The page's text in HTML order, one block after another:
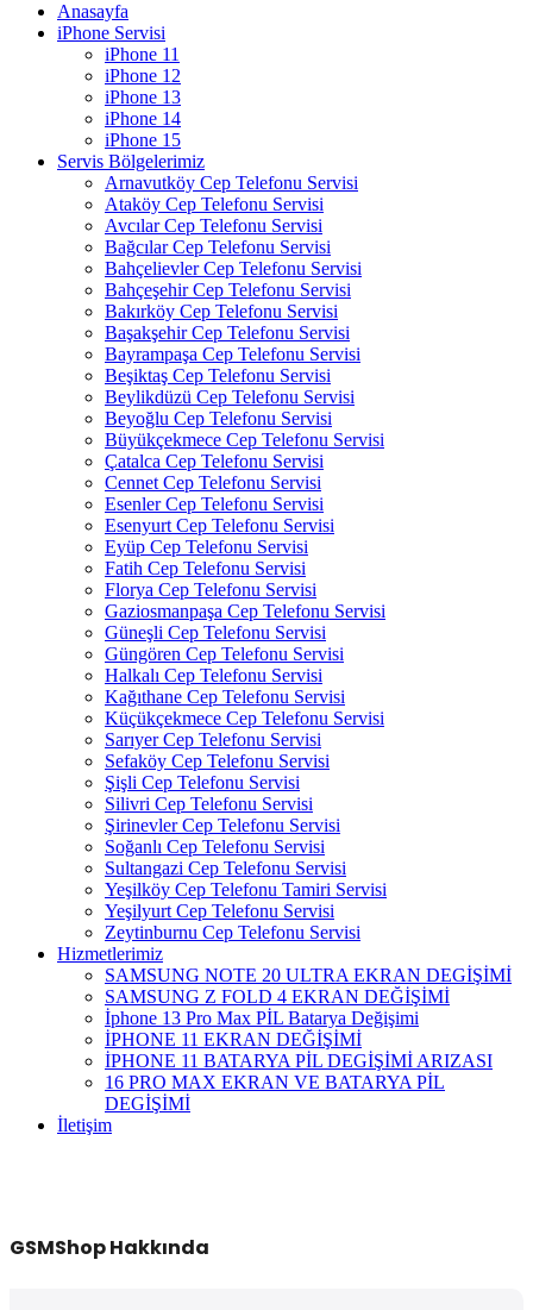
Anasayfa
iPhone Servisi
iPhone 11
iPhone 12
iPhone 13
iPhone 14
iPhone 15
Servis Bölgelerimiz
Arnavutköy Cep Telefonu Servisi
Ataköy Cep Telefonu Servisi
Avcılar Cep Telefonu Servisi
Bağcılar Cep Telefonu Servisi
Bahçelievler Cep Telefonu Servisi
Bahçeşehir Cep Telefonu Servisi
Bakırköy Cep Telefonu Servisi
Başakşehir Cep Telefonu Servisi
Bayrampaşa Cep Telefonu Servisi
Beşiktaş Cep Telefonu Servisi
Beylikdüzü Cep Telefonu Servisi
Beyoğlu Cep Telefonu Servisi
Büyükçekmece Cep Telefonu Servisi
Çatalca Cep Telefonu Servisi
Cennet Cep Telefonu Servisi
Esenler Cep Telefonu Servisi
Esenyurt Cep Telefonu Servisi
Eyüp Cep Telefonu Servisi
Fatih Cep Telefonu Servisi
Florya Cep Telefonu Servisi
Gaziosmanpaşa Cep Telefonu Servisi
Güneşli Cep Telefonu Servisi
Güngören Cep Telefonu Servisi
Halkalı Cep Telefonu Servisi
Kağıthane Cep Telefonu Servisi
Küçükçekmece Cep Telefonu Servisi
Sarıyer Cep Telefonu Servisi
Sefaköy Cep Telefonu Servisi
Şişli Cep Telefonu Servisi
Silivri Cep Telefonu Servisi
Şirinevler Cep Telefonu Servisi
Soğanlı Cep Telefonu Servisi
Sultangazi Cep Telefonu Servisi
Yeşilköy Cep Telefonu Tamiri Servisi
Yeşilyurt Cep Telefonu Servisi
Zeytinburnu Cep Telefonu Servisi
Hizmetlerimiz
SAMSUNG NOTE 20 ULTRA EKRAN DEGİŞİMİ
SAMSUNG Z FOLD 4 EKRAN DEĞİŞİMİ
İphone 13 Pro Max PİL Batarya Değişimi
İPHONE 11 EKRAN DEĞİŞİMİ
İPHONE 11 BATARYA PİL DEGİŞİMİ ARIZASI
16 PRO MAX EKRAN VE BATARYA PİL
DEGİŞİMİ
İletişim
GSMShop Hakkında